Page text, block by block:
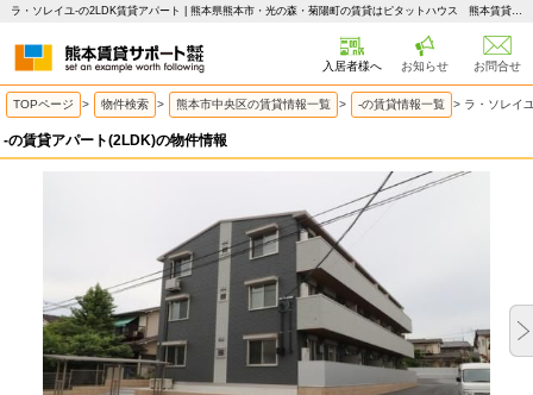
ラ・ソレイユ-の2LDK賃貸アパート | 熊本県熊本市・光の森・菊陽町の賃貸はピタットハウス 熊本賃貸サポート
入居者様へ お知らせ お問合せ
TOPページ > 物件検索 > 熊本市中央区の賃貸情報一覧 > -の賃貸情報一覧 > ラ・ソレイ
-の賃貸アパート(2LDK)の物件情報